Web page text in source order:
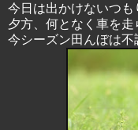
今日は出かけないつも
夕方、何となく車を
今シーズン田んぼは不